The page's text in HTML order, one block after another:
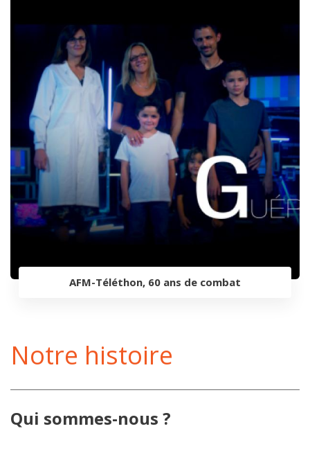
AFM-Téléthon, 60 ans de combat
Notre histoire
Qui sommes-nous ?